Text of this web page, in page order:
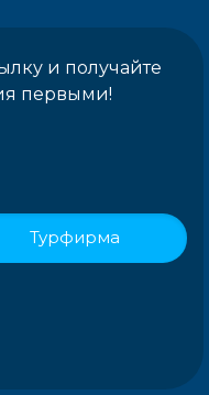
и получайте
первыми!
Турфирма